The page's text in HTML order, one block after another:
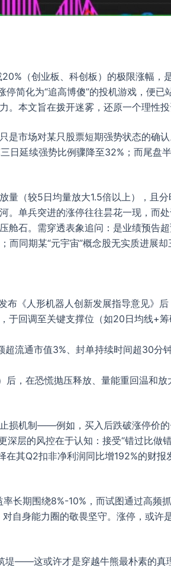
（创业板、科创板）的极限涨幅，
简化为“追高博傻”的投机游戏，便
本文旨在拨开迷雾，还原一个理性
市场对某只股票短期强势状态的确
延续强势比例骤降至32%；而尾盘
（较5日均量放大1.5倍以上），且
单兵突进的涨停往往昙花一现，而
石。需穿透表象追问：是业绩预告
同期某“元宇宙”概念股无实质进展
《人形机器人创新发展指导意见》
回调至关键支撑位（如20日均线+
流通市值3%、封单持续时间超30分
，在恐慌抛压释放、量能重回温和
损机制——例如，买入后跌破涨停价
层的风控在于认知：接受“错过比
其Q2扣非净利润同比增192%的财
长期围绕8%-10%，而试图通过高频
自身能力圈的敬畏坚守。涨停，或许
堤——这或许才是穿越牛熊最朴素的真